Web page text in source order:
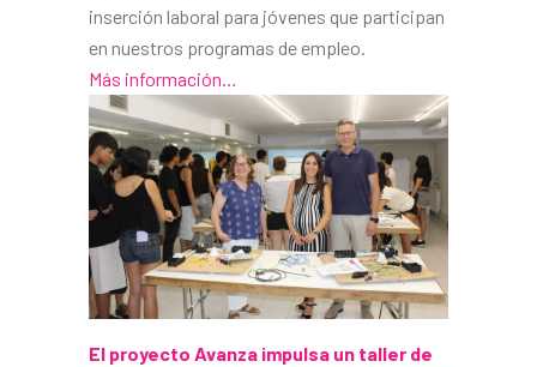
inserción laboral para jóvenes que participan
en nuestros programas de empleo.
Más información…
El proyecto Avanza impulsa un taller de